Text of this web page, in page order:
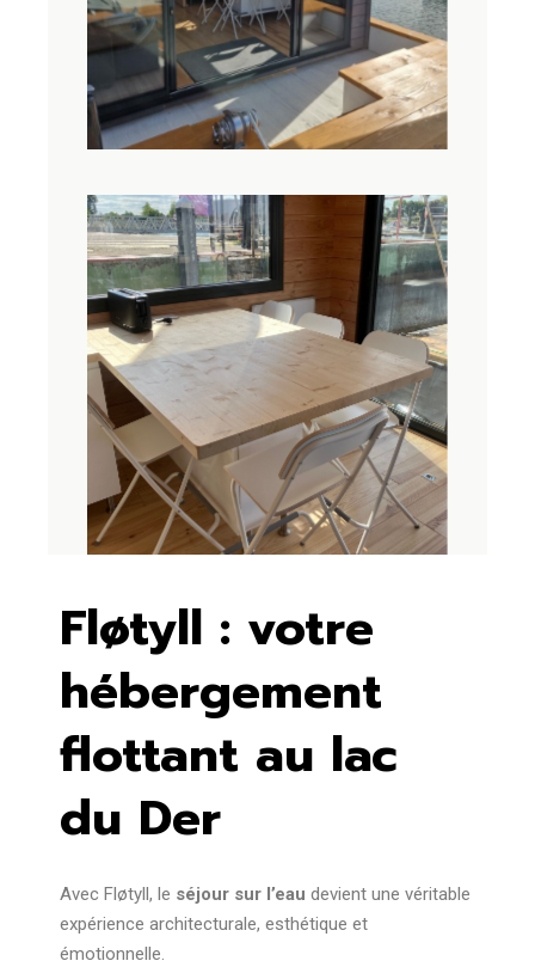
Fløtyll : votre
hébergement
flottant au lac
du Der
Avec Fløtyll, le séjour sur l’eau devient une véritable
expérience architecturale, esthétique et
émotionnelle.